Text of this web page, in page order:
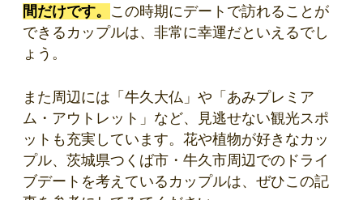
間だけです。 この時期にデートで訪れることが
できるカップルは、非常に幸運だといえるでし
ょう。
また周辺には「牛久大仏」や「あみプレミア
ム・アウトレット」など、見逃せない観光スポ
ットも充実しています。花や植物が好きなカッ
プル、茨城県つくば市・牛久市周辺でのドライ
ブデートを考えているカップルは、ぜひこの記